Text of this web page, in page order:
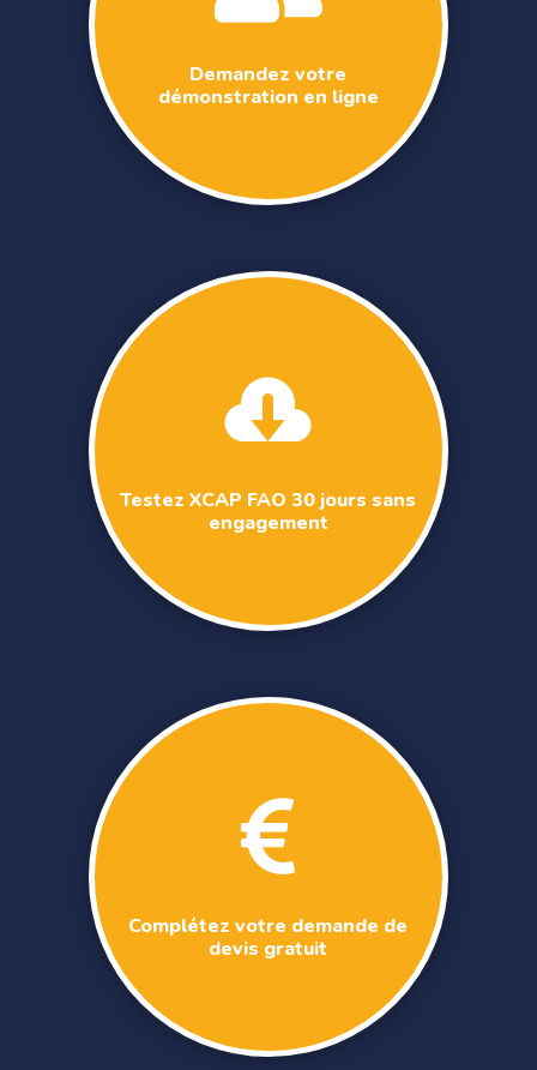
Demandez votre
démonstration en ligne

Testez XCAP FAO 30 jours sans
engagement

Complétez votre demande de
devis gratuit